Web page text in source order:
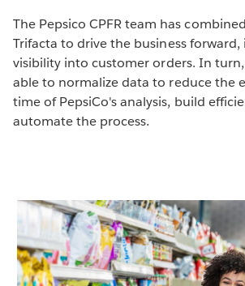
The Pepsico CPFR team has
Trifacta to drive the business forward,
visibility into customer orders. In
able to normalize data to reduce the
time of PepsiCo's analysis, build
automate the process.